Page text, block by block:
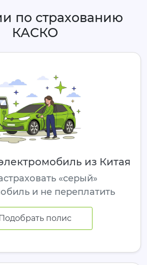
по страхованию
КАСКО
из Китая
«серый»
и не переплатить
Подобрать полис